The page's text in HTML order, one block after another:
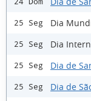
25 Seg Dia
25 Seg Dia
25 Seg Dia de
25 Seg Dia de